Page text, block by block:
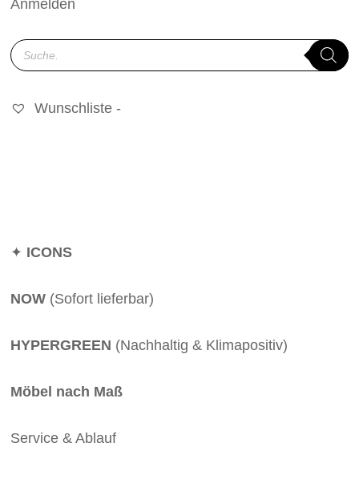
Anmelden
Products
search
Wunschliste -
✦ ICONS
NOW (Sofort lieferbar)
HYPERGREEN (Nachhaltig & Klimapositiv)
Möbel nach Maß
Service & Ablauf